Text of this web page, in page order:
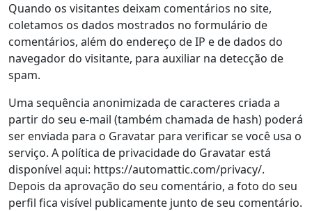
Quando os visitantes deixam comentários no site,
coletamos os dados mostrados no formulário de
comentários, além do endereço de IP e de dados do
navegador do visitante, para auxiliar na detecção de
spam.
Uma sequência anonimizada de caracteres criada a
partir do seu e-mail (também chamada de hash) poderá
ser enviada para o Gravatar para verificar se você usa o
serviço. A política de privacidade do Gravatar está
disponível aqui: https://automattic.com/privacy/.
Depois da aprovação do seu comentário, a foto do seu
perfil fica visível publicamente junto de seu comentário.